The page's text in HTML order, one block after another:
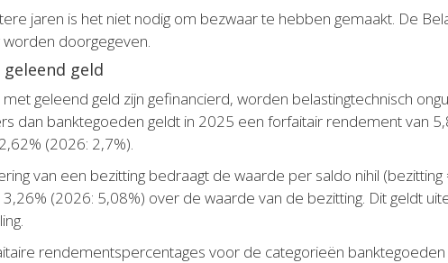
jaren is het niet nodig om bezwaar te hebben gemaakt. De
doorgegeven.
geld
met geleend geld zijn gefinancierd, worden belastingtechnisch
dan banktegoeden geldt in 2025 een forfaitair rendement van
(2026: 2,7%).
van een bezitting bedraagt de waarde per saldo nihil
3,26% (2026: 5,08%) over de waarde van de bezitting. Dit geldt
rendementspercentages voor de categorieën